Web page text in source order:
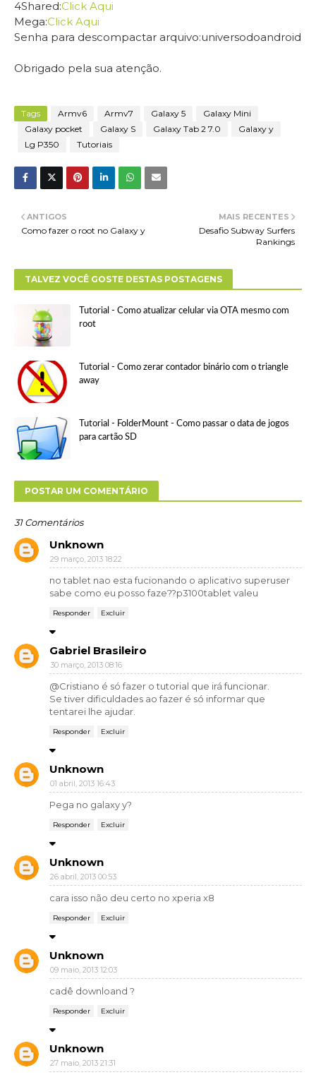
4Shared:Click Aqui
Mega:Click Aqui
Senha para descompactar arquivo:universodoandroid
Obrigado pela sua atenção.
Tags Armv6 Armv7 Galaxy 5
Galaxy Mini
Galaxy pocket
Galaxy S Galaxy Tab 2 7.0
Galaxy y
Lg P350
Tutoriais
MAIS RECENTES
Desafio Subway Surfers
Rankings
ANTIGOS
Como fazer o root no Galaxy y
TALVEZ VOCÊ GOSTE DESTAS POSTAGENS
Tutorial - Como atualizar celular via OTA mesmo com
root
Tutorial - Como zerar contador binário com o triangle
away
Tutorial - FolderMount - Como passar o data de jogos
para cartão SD
POSTAR UM COMENTÁRIO
31 Comentários
Unknown
29 março, 2013 18:22
no tablet nao esta fucionando o aplicativo superuser
sabe como eu posso faze??p3100tablet valeu
Responder Excluir
Gabriel Brasileiro
30 março, 2013 08:16
@Cristiano é só fazer o tutorial que irá funcionar.
Se tiver dificuldades ao fazer é só informar que
tentarei lhe ajudar.
Responder Excluir
Unknown
01 abril, 2013 16:43
Pega no galaxy y?
Responder Excluir
Unknown
26 abril, 2013 00:53
cara isso não deu certo no xperia x8
Responder Excluir
Unknown
09 maio, 2013 12:03
cadê downloand ?
Responder Excluir
Unknown
27 maio, 2013 21:31